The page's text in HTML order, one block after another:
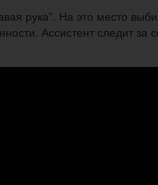
рука”. На это место
Ассистент следит